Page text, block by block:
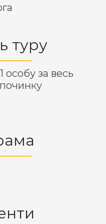
туру
особу за весь